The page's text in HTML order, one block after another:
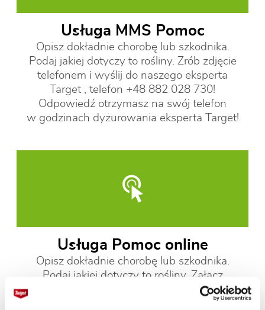
Usługa MMS Pomoc
Opisz dokładnie chorobę lub szkodnika.
Podaj jakiej dotyczy to rośliny. Zrób zdjęcie
telefonem i wyślij do naszego eksperta
Target , telefon +48 882 028 730!
Odpowiedź otrzymasz na swój telefon
w godzinach dyżurowania eksperta Target!
Usługa Pomoc online
Opisz dokładnie chorobę lub szkodnika.
Podaj jakiej dotyczy to rośliny. Załącz
zdjęcie i wyślij e-mail - używając
formularza dostępnego poniżej do naszego